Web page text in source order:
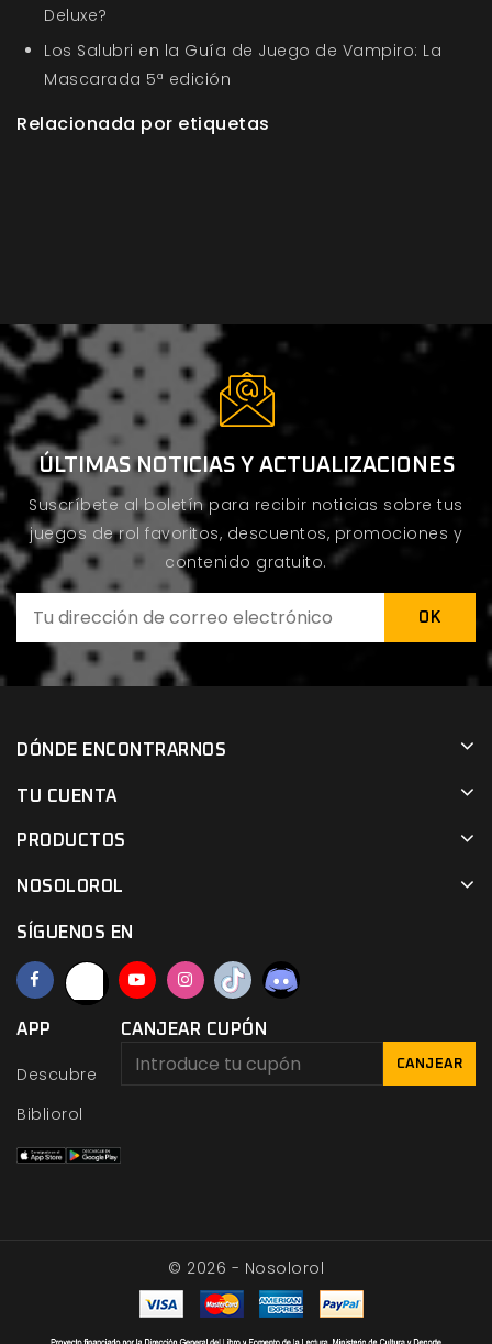
Deluxe?
Los Salubri en la Guía de Juego de Vampiro: La
Mascarada 5ª edición
Relacionada por etiquetas
ÚLTIMAS NOTICIAS Y ACTUALIZACIONES
Suscríbete al boletín para recibir noticias sobre tus
juegos de rol favoritos, descuentos, promociones y
contenido gratuito.
DÓNDE ENCONTRARNOS
TU CUENTA
PRODUCTOS
NOSOLOROL
SÍGUENOS EN
APP
Descubre
Bibliorol
CANJEAR CUPÓN
CANJEAR
© 2026 - Nosolorol